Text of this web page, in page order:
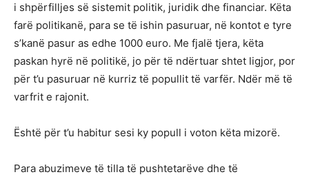
i shpërfilljes së sistemit politik, juridik dhe financiar. Këta
farë politikanë, para se të ishin pasuruar, në kontot e tyre
s’kanë pasur as edhe 1000 euro. Me fjalë tjera, këta
paskan hyrë në politikë, jo për të ndërtuar shtet ligjor, por
për t’u pasuruar në kurriz të popullit të varfër. Ndër më të
varfrit e rajonit.
Është për t’u habitur sesi ky popull i voton këta mizorë.
Para abuzimeve të tilla të pushtetarëve dhe të